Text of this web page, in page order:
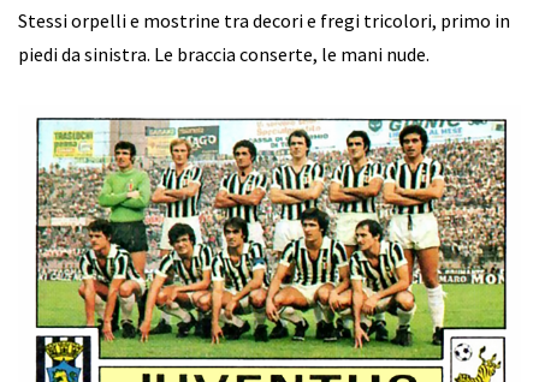
Stessi orpelli e mostrine tra decori e fregi tricolori, primo in
piedi da sinistra. Le braccia conserte, le mani nude.